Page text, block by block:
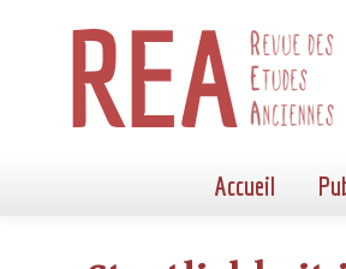
Accueil